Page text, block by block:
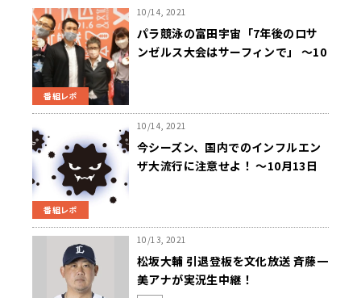
番組レポ
10/14, 2021
パラ競泳の富田宇宙「7年後のロサ
ンゼルス大会はサーフィンで」 ～10
番組レポ
10/14, 2021
今シーズン、国内でのインフルエン
ザ大流行に注意せよ！ ～10月13日
10/13, 2021
松坂大輔 引退登板を文化放送 斉藤一
美アナが実況生中継！